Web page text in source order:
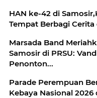
HAN ke-42 di
Tempat Berbagi Cerita
Marsada Band
Samosir di PRSU:
Penonton...
Parade Perempuan
Kebaya Nasional